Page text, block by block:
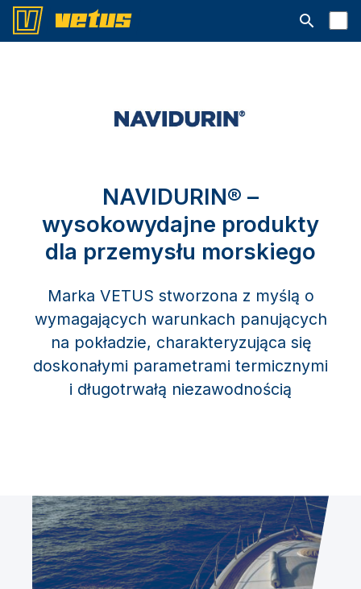
Otwórz
NAVIDURIN® –
wysokowydajne produkty
dla przemysłu morskiego
Marka VETUS stworzona z myślą o
wymagających warunkach panujących
na pokładzie, charakteryzująca się
doskonałymi parametrami termicznymi
i długotrwałą niezawodnością